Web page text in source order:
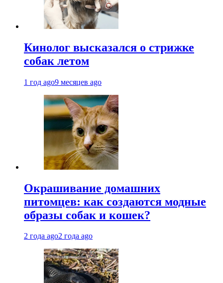
Кинолог высказался о стрижке
собак летом
1 год ago9 месяцев ago
Окрашивание домашних
питомцев: как создаются модные
образы собак и кошек?
2 года ago2 года ago